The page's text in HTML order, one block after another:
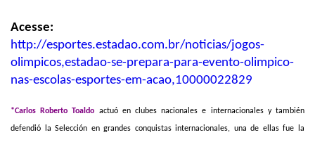
Acesse:
http://esportes.estadao.com.br/noticias/jogos-
olimpicos,estadao-se-prepara-para-evento-olimpico-
nas-escolas-esportes-em-acao,10000022829
*Carlos Roberto Toaldo actuó en clubes nacionales e internacionales y también
defendió la Selección en grandes conquistas internacionales, una de ellas fue la